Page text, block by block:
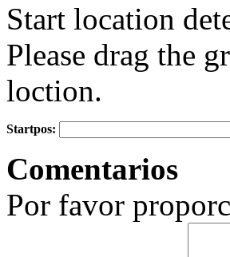
Start location
Please drag the
loction.
−
Startpos:
Comentarios
Por favor